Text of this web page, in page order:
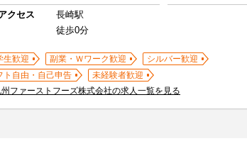
クセス
長崎駅
徒歩0分
生歓迎 副業・Ｗワーク歓迎
シルバー歓迎
ト自由・自己申告
未経験者歓迎
ファーストフーズ株式会社の求人一覧を見る